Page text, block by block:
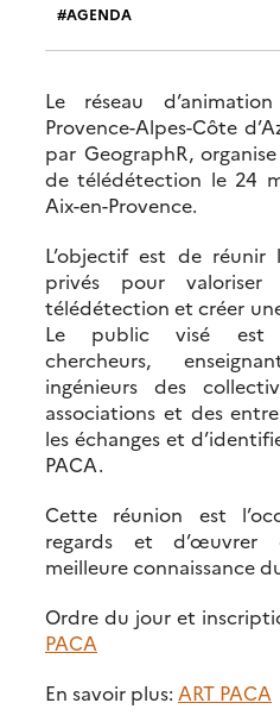
AGENDA
Le réseau
Provence-Alpes-Côte
par GeographR,
de télédétection le 24
Aix-en-Provence.
L’objectif est de
privés pour
télédétection et créer
Le public visé est
chercheurs,
ingénieurs des
associations et des
les échanges et
PACA.
Cette réunion est
regards et d’œuvrer
meilleure connaissance
Ordre du jour et
PACA
En savoir plus: ART PACA